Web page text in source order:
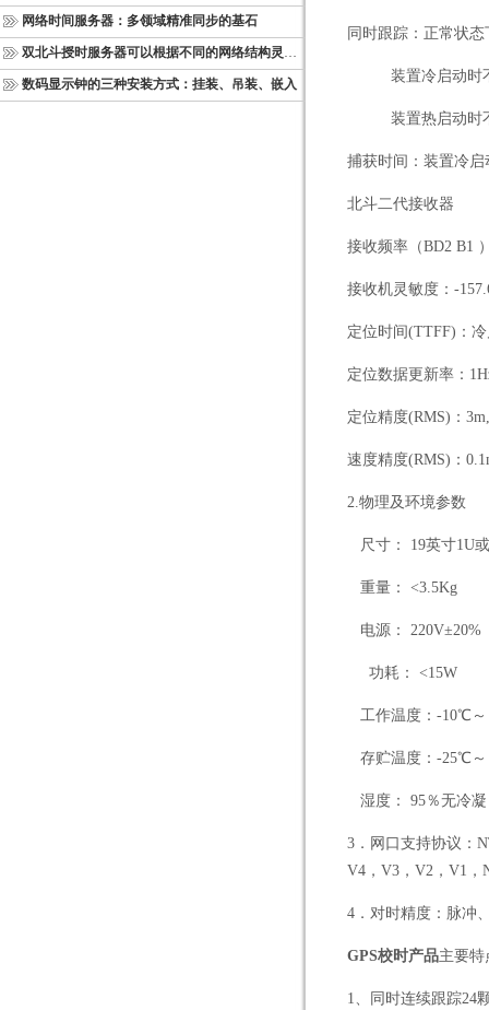
网络时间服务器：多领域精准同步的基石
双北斗授时服务器可以根据不同的网络结构灵活部署
数码显示钟的三种安装方式：挂装、吊装、嵌入
同时跟踪：正常状
装置冷启动时
装置热启动时
捕获时间：装置冷启
北斗二代接收器
接收频率（BD2 B1
接收机灵敏度：-
定位时间(TTFF)：
定位数据更新率：
定位精度(RMS)：
速度精度(RMS)：
2.物理及环境参数
尺寸： 19英寸1U
重量： <3.5Kg
电源： 220V±20%
功耗： <15W
工作温度：-10℃
存贮温度：-25℃
湿度： 95％无冷凝
3 ．网口支持协议：
V4，V3，V2，V1，
4 ．对时精度：脉冲
GPS校时产品主要特
1、同时连续跟踪24